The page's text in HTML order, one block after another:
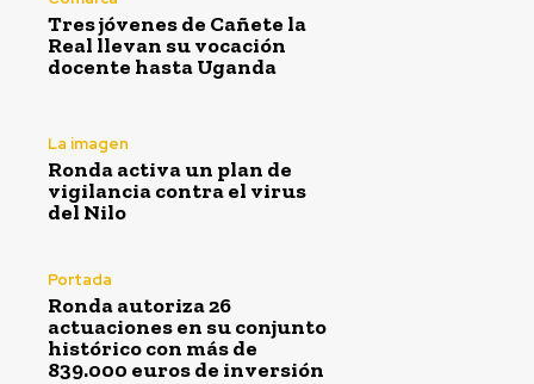
Tres jóvenes de Cañete la
Real llevan su vocación
docente hasta Uganda
La imagen
Ronda activa un plan de
vigilancia contra el virus
del Nilo
Portada
Ronda autoriza 26
actuaciones en su conjunto
histórico con más de
839.000 euros de inversión